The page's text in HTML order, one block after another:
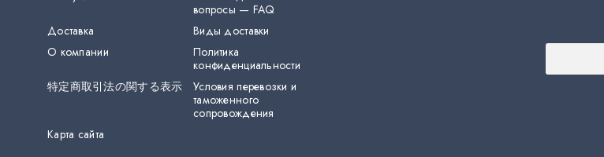
вопросы — FAQ
Доставка
Виды доставки
О компании
Политика
конфиденциальности
特定商取引法の関する表示
Условия перевозки и
таможенного
сопровождения
Карта сайта